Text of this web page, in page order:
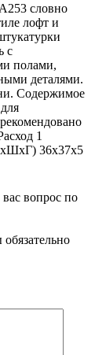
словно
лофт и
с
полами,
деталями.
Содержимое
1
36х37х5
вопрос по